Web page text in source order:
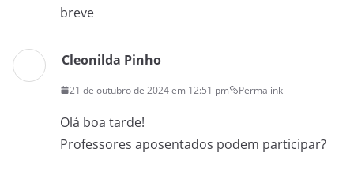
breve
Cleonilda Pinho
21 de outubro de 2024 em 12:51 pm Permalink
Olá boa tarde!
Professores aposentados podem participar?